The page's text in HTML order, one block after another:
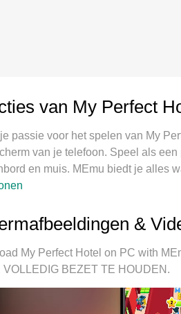
van My Perfect
passie voor het spelen van My
van je telefoon. Speel als
en muis. MEmu biedt je alles
lang als je wilt, geen
maakt het uitmuntende vooraf
multi-instance manager
En het belangrijkste, onze
waardoor alles soepel verloopt.
&
My Perfect Hotel on PC with
VOLLEDIG BEZET TE HOUDEN.